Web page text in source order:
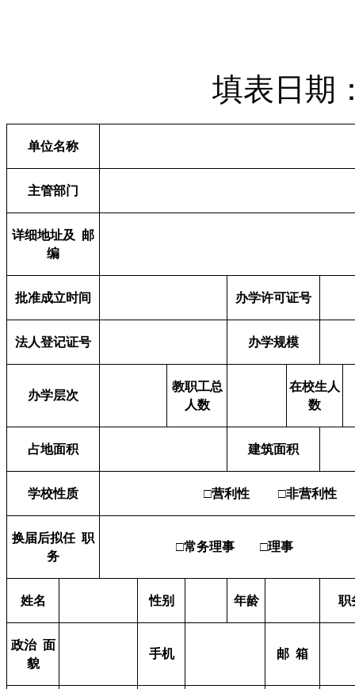
填表日期
单位名称
主管部门
详细地址及 邮
编
批准成立时间 办学许可证号
法人登记证号 办学规模
办学层次
教职工总
人数
在校生人
数
占地面积 建筑面积
学校性质 □营利性 □非营利性
换届后拟任 职
务
□常务理事 □理事
姓名 性别 年龄 职
政治 面
貌
手机 邮 箱